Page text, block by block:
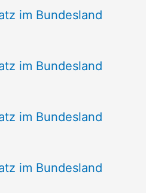
im Bundesland
im Bundesland
im Bundesland
im Bundesland